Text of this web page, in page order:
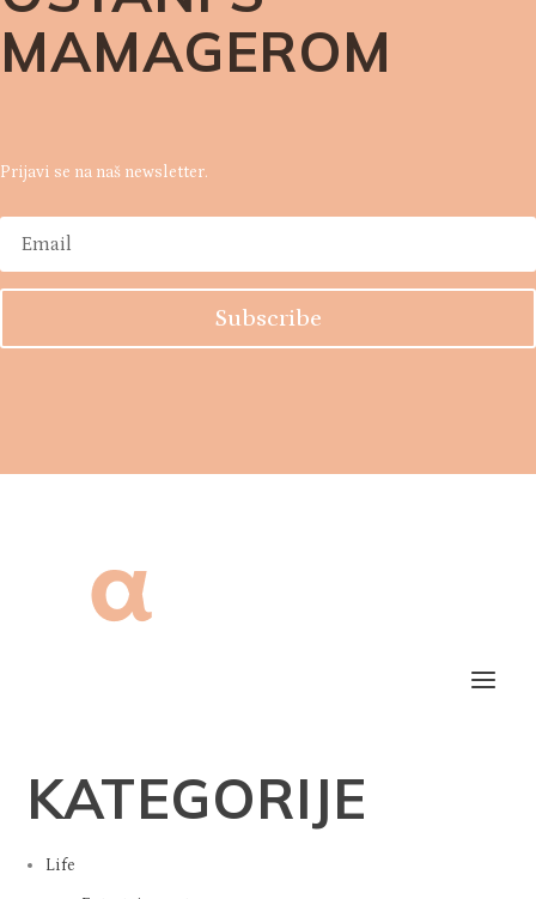
OSTANI S
MAMAGEROM
Prijavi se na naš newsletter.